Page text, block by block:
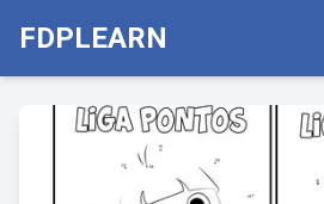
FDPLEARN